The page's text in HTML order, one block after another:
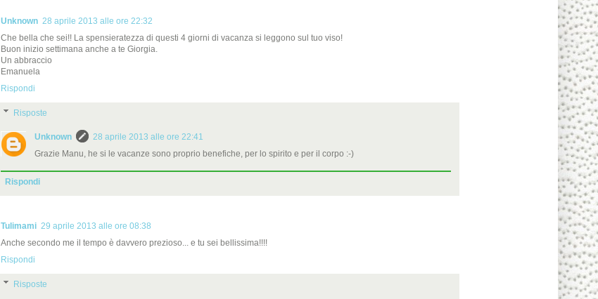
Unknown 28 aprile 2013 alle ore 22:32
Che bella che sei!! La spensieratezza di questi 4 giorni di vacanza si leggono sul tuo viso!
Buon inizio settimana anche a te Giorgia.
Un abbraccio
Emanuela
Rispondi
Risposte
Unknown
28 aprile 2013 alle ore 22:41
Grazie Manu, he si le vacanze sono proprio benefiche, per lo spirito e per il corpo :-)
Rispondi
Tulimami 29 aprile 2013 alle ore 08:38
Anche secondo me il tempo è davvero prezioso... e tu sei bellissima!!!!
Rispondi
Risposte